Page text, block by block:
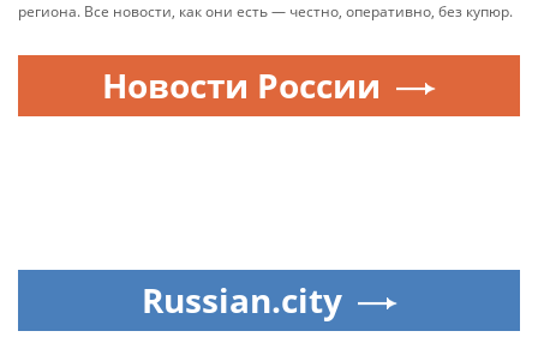
региона. Все новости, как они есть — честно, оперативно, без купюр.
Новости России
Russian.city